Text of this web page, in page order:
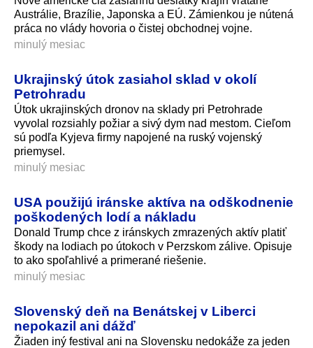
Austrálie, Brazílie, Japonska a EÚ. Zámienkou je nútená
práca no vlády hovoria o čistej obchodnej vojne.
minulý mesiac
Ukrajinský útok zasiahol sklad v okolí
Petrohradu
Útok ukrajinských dronov na sklady pri Petrohrade
vyvolal rozsiahly požiar a sivý dym nad mestom. Cieľom
sú podľa Kyjeva firmy napojené na ruský vojenský
priemysel.
minulý mesiac
USA použijú iránske aktíva na odškodnenie
poškodených lodí a nákladu
Donald Trump chce z iránskych zmrazených aktív platiť
škody na lodiach po útokoch v Perzskom zálive. Opisuje
to ako spoľahlivé a primerané riešenie.
minulý mesiac
Slovenský deň na Benátskej v Liberci
nepokazil ani dážď
Žiaden iný festival ani na Slovensku nedokáže za jeden